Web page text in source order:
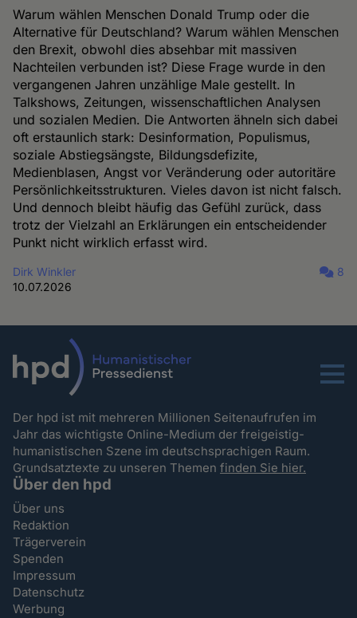
Warum wählen Menschen Donald Trump oder die
Alternative für Deutschland? Warum wählen Menschen
den Brexit, obwohl dies absehbar mit massiven
Nachteilen verbunden ist? Diese Frage wurde in den
vergangenen Jahren unzählige Male gestellt. In
Talkshows, Zeitungen, wissenschaftlichen Analysen
und sozialen Medien. Die Antworten ähneln sich dabei
oft erstaunlich stark: Desinformation, Populismus,
soziale Abstiegsängste, Bildungsdefizite,
Medienblasen, Angst vor Veränderung oder autoritäre
Persönlichkeitsstrukturen. Vieles davon ist nicht falsch.
Und dennoch bleibt häufig das Gefühl zurück, dass
trotz der Vielzahl an Erklärungen ein entscheidender
Punkt nicht wirklich erfasst wird.
Dirk Winkler
10.07.2026
8
Menu
Der hpd ist mit mehreren Millionen Seitenaufrufen im
Jahr das wichtigste Online-Medium der freigeistig-
humanistischen Szene im deutschsprachigen Raum.
Grundsatztexte zu unseren Themenfinden Sie hier.
Über den hpd
Über uns
Redaktion
Trägerverein
Spenden
Impressum
Datenschutz
Werbung